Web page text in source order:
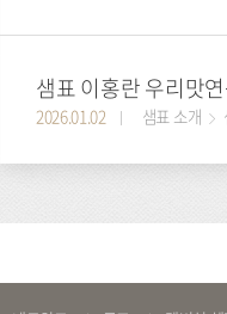
샘표 이홍란 우리맛
2026.01.02 샘표 소개